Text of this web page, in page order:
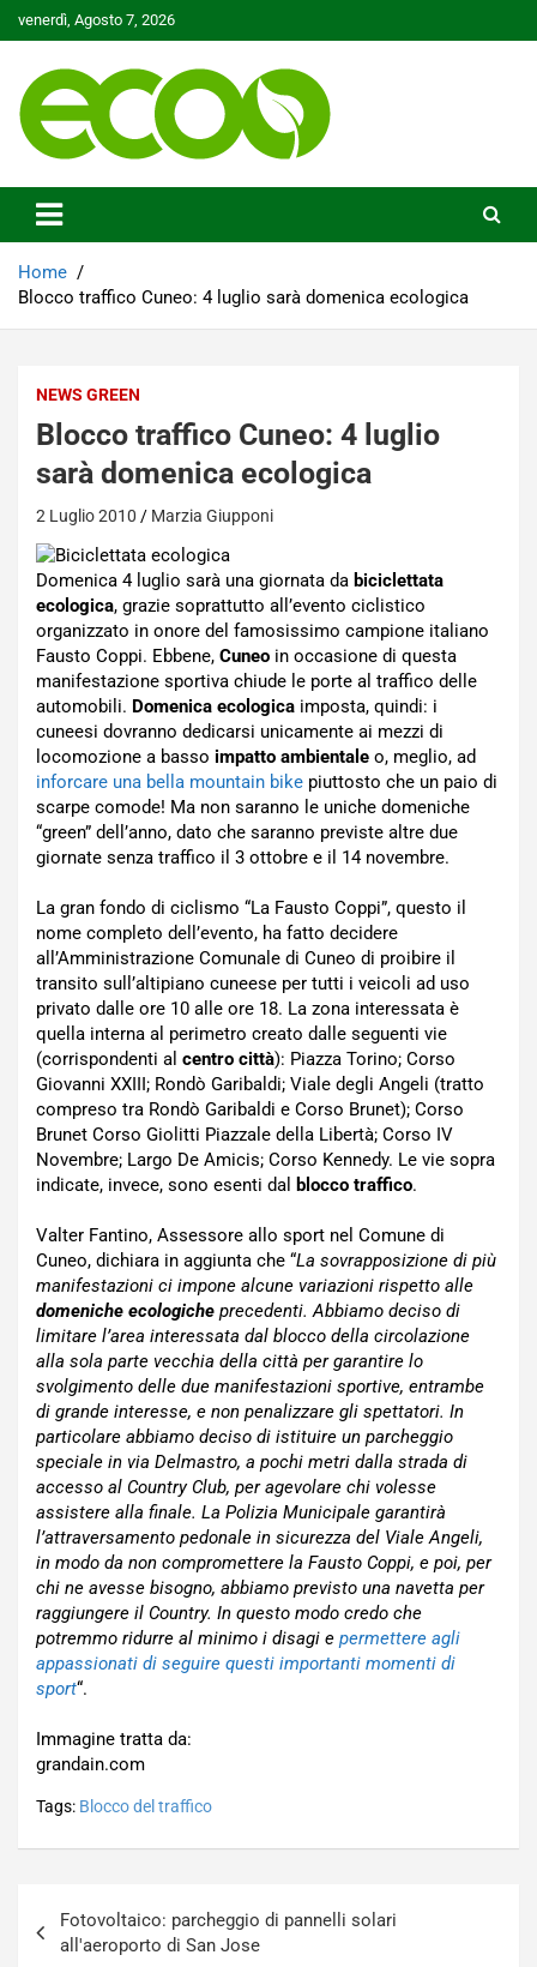
to
venerdì, Agosto 7, 2026
Ecoo.it
Home
Blocco traffico Cuneo: 4 luglio sarà domenica ecologica
NEWS GREEN
Blocco traffico Cuneo: 4 luglio
sarà domenica ecologica
2 Luglio 2010 Marzia Giupponi
Domenica 4 luglio sarà una giornata da biciclettata
ecologica, grazie soprattutto all’evento ciclistico
organizzato in onore del famosissimo campione italiano
Fausto Coppi. Ebbene, Cuneo in occasione di questa
manifestazione sportiva chiude le porte al traffico delle
automobili. Domenica ecologica imposta, quindi: i
cuneesi dovranno dedicarsi unicamente ai mezzi di
locomozione a basso impatto ambientale o, meglio, ad
inforcare una bella mountain bike piuttosto che un paio di
scarpe comode! Ma non saranno le uniche domeniche
“green” dell’anno, dato che saranno previste altre due
giornate senza traffico il 3 ottobre e il 14 novembre.
La gran fondo di ciclismo “La Fausto Coppi”, questo il
nome completo dell’evento, ha fatto decidere
all’Amministrazione Comunale di Cuneo di proibire il
transito sull’altipiano cuneese per tutti i veicoli ad uso
privato dalle ore 10 alle ore 18. La zona interessata è
quella interna al perimetro creato dalle seguenti vie
(corrispondenti al centro città): Piazza Torino; Corso
Giovanni XXIII; Rondò Garibaldi; Viale degli Angeli (tratto
compreso tra Rondò Garibaldi e Corso Brunet); Corso
Brunet Corso Giolitti Piazzale della Libertà; Corso IV
Novembre; Largo De Amicis; Corso Kennedy. Le vie sopra
indicate, invece, sono esenti dal blocco traffico.
Valter Fantino, Assessore allo sport nel Comune di
Cuneo, dichiara in aggiunta che “La sovrapposizione di più
manifestazioni ci impone alcune variazioni rispetto alle
domeniche ecologiche precedenti. Abbiamo deciso di
limitare l’area interessata dal blocco della circolazione
alla sola parte vecchia della città per garantire lo
svolgimento delle due manifestazioni sportive, entrambe
di grande interesse, e non penalizzare gli spettatori. In
particolare abbiamo deciso di istituire un parcheggio
speciale in via Delmastro, a pochi metri dalla strada di
accesso al Country Club, per agevolare chi volesse
assistere alla finale. La Polizia Municipale garantirà
l’attraversamento pedonale in sicurezza del Viale Angeli,
in modo da non compromettere la Fausto Coppi, e poi, per
chi ne avesse bisogno, abbiamo previsto una navetta per
raggiungere il Country. In questo modo credo che
potremmo ridurre al minimo i disagi e permettere agli
appassionati di seguire questi importanti momenti di
sport“.
Immagine tratta da:
grandain.com
Tags: Blocco del traffico
articoli
Fotovoltaico: parcheggio di pannelli solari
all'aeroporto di San Jose